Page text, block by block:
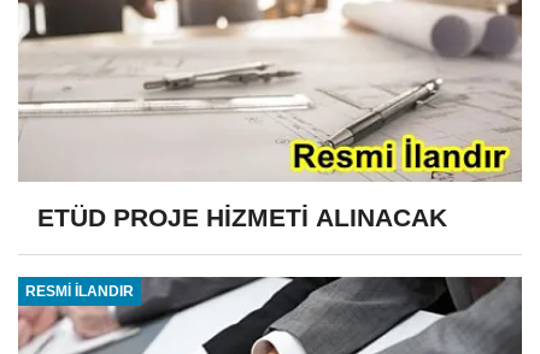
ETÜD PROJE HİZMETİ ALINACAK
RESMİ İLANDIR